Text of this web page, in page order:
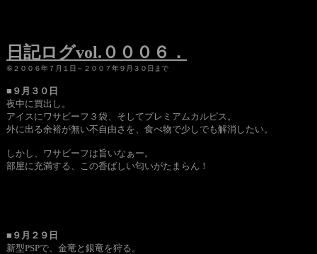
日記ログvol.０００６．
⑥２００６年７月１日～２００７年９月３０日まで
■９月３０日
夜中に買出し。
アイスにワサビーフ３袋、そしてプレミアムカルピス。
外に出る余裕が無い不自由さを、食べ物で少しでも解消したい。
しかし、ワサビーフは旨いなぁー。
部屋に充満する、この香ばしい匂いがたまらん！
■９月２９日
新型PSPで、金竜と銀竜を狩る。